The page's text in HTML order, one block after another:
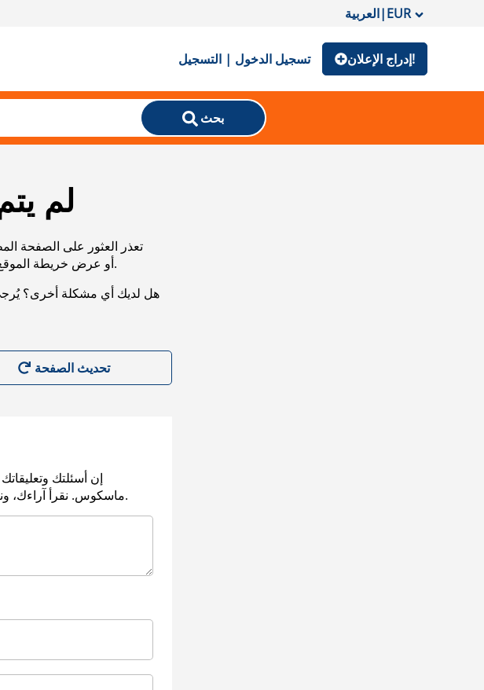
العربية|EUR
تسجيل الدخول | التسجيل إدراج الإعلان!
بحث
لم
تعذر العثور على الصفحة
URL، أو عرض خريطة الموقع الخاصة بنا لمساعدتك في العثور على ما تريد.
هل لديك أي مشكلة أخرى؟ يُرجى
إن أسئلتك
ماسكوس. نقرأ آراءك، ونرد عليها، بناء على طلبكم في أسرع وقت ممكن.